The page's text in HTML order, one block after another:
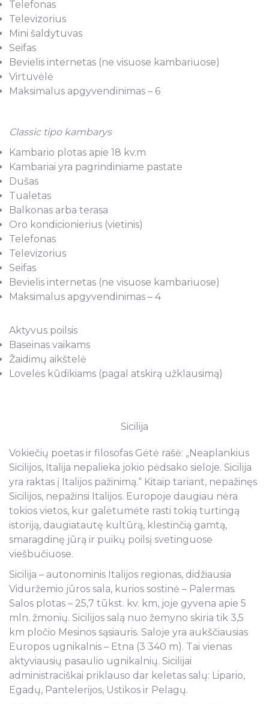
Telefonas
Televizorius
Mini šaldytuvas
Seifas
Bevielis internetas (ne visuose kambariuose)
Virtuvėlė
Maksimalus apgyvendinimas – 6
Classic tipo kambarys
Kambario plotas apie 18 kv.m
Kambariai yra pagrindiniame pastate
Dušas
Tualetas
Balkonas arba terasa
Oro kondicionierius (vietinis)
Telefonas
Televizorius
Seifas
Bevielis internetas (ne visuose kambariuose)
Maksimalus apgyvendinimas – 4
Aktyvus poilsis
Baseinas vaikams
Žaidimų aikštelė
Lovelės kūdikiams (pagal atskirą užklausimą)
Sicilija
Vokiečių poetas ir filosofas Gėtė rašė: „Neaplankius
Sicilijos, Italija nepalieka jokio pėdsako sieloje. Sicilija
yra raktas į Italijos pažinimą.“ Kitaip tariant, nepažinęs
Sicilijos, nepažinsi Italijos. Europoje daugiau nėra
tokios vietos, kur galėtumėte rasti tokią turtingą
istoriją, daugiatautę kultūrą, klestinčią gamtą,
smaragdinę jūrą ir puikų poilsį svetinguose
viešbučiuose.
Sicilija – autonominis Italijos regionas, didžiausia
Viduržemio jūros sala, kurios sostinė – Palermas.
Salos plotas – 25,7 tūkst. kv. km, joje gyvena apie 5
mln. žmonių. Sicilijos salą nuo žemyno skiria tik 3,5
km pločio Mesinos sąsiauris. Saloje yra aukščiausias
Europos ugnikalnis – Etna (3 340 m). Tai vienas
aktyviausių pasaulio ugnikalnių. Sicilijai
administraciškai priklauso dar keletas salų: Lipario,
Egadų, Pantelerijos, Ustikos ir Pelagų.